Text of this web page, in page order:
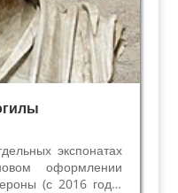
экспонатах
оформлении
(с 2016 года)